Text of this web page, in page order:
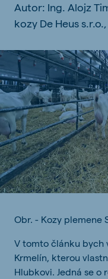
Autor: Ing. Alojz
kozy De Heus
Obr. - Kozy plemene
V tomto článku bych
Krmelín, kterou
Hlubkovi. Jedná se o